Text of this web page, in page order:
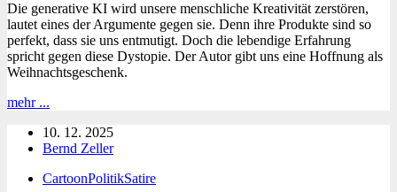
Die generative KI wird unsere menschliche Kreativität zerstören,
lautet eines der Argumente gegen sie. Denn ihre Produkte sind so
perfekt, dass sie uns entmutigt. Doch die lebendige Erfahrung
spricht gegen diese Dystopie. Der Autor gibt uns eine Hoffnung als
Weihnachtsgeschenk.
mehr ...
in
5
–
10. 12. 2025
Bernd Zeller
CartoonPolitikSatire